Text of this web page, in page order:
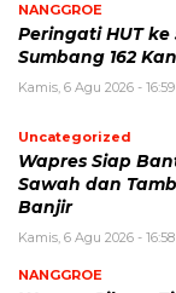
NANGGROE
Peringati HUT ke
Sumbang 162
Kamis, 6 Agu 2026 -
Uncategorized
Wapres Siap
Sawah dan
Banjir
Kamis, 6 Agu 2026 -
NANGGROE